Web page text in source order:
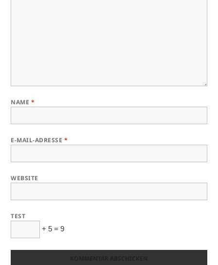
NAME *
E-MAIL-ADRESSE *
WEBSITE
TEST
+ 5 = 9